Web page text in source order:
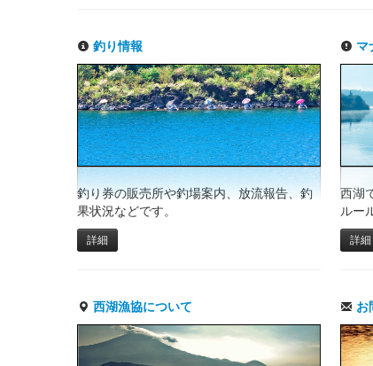
釣り情報
釣り券の販売所や釣場案内、放流報告、釣
果状況などです。
詳細
マ
西湖
ルー
詳細
西湖漁協について お